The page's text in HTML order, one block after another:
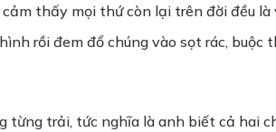
thấy mọi thứ còn lại trên đời đều
rồi đem đổ chúng vào sọt rác,
từng trải, tức nghĩa là anh biết cả hai